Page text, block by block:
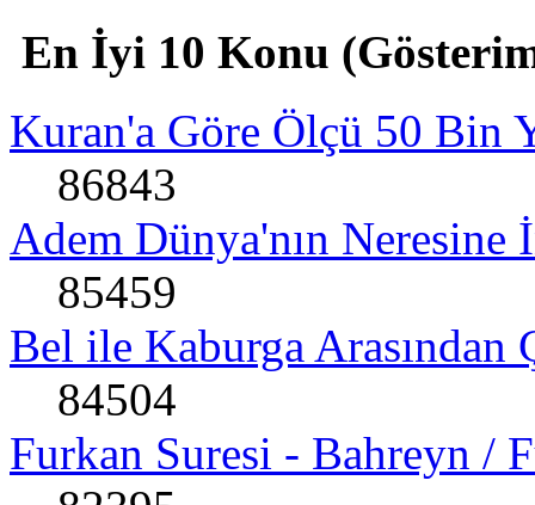
En İyi 10 Konu
Kuran'a Göre Ölçü 50 Bin
86843
Adem Dünya'nın
85459
Bel ile Kaburga Arasından
84504
Furkan Suresi - Bahreyn /